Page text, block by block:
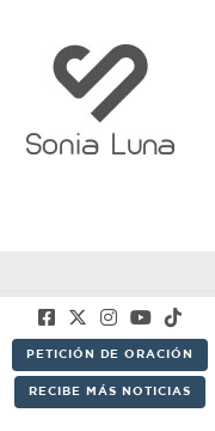
PETICIÓN DE ORACIÓN
RECIBE MÁS NOTICIAS